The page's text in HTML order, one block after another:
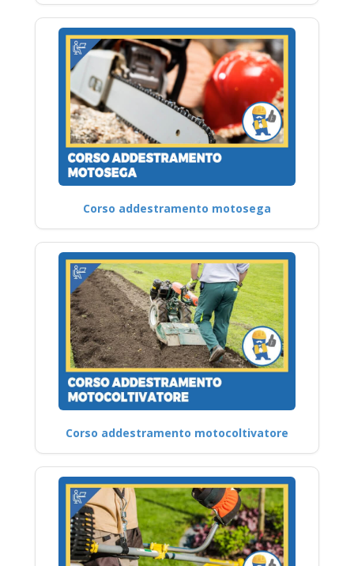
Corso addestramento motosega
Corso addestramento motocoltivatore